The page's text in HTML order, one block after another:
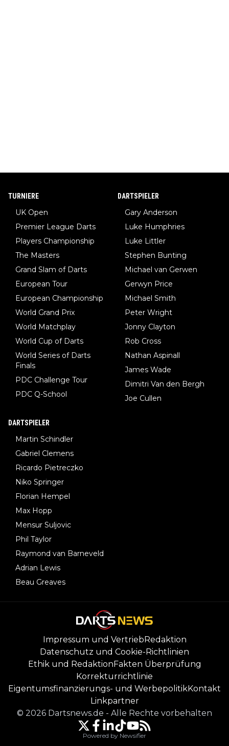
TURNIERE
UK Open
Premier League Darts
Players Championship
The Masters
Grand Slam of Darts
European Tour
European Championship
World Grand Prix
World Matchplay
World Cup of Darts
World Series of Darts
Finals
PDC Challenge Tour
PDC Q-School
DARTSPIELER
Gary Anderson
Luke Humphries
Luke Littler
Stephen Bunting
Michael van Gerwen
Gerwyn Price
Michael Smith
Peter Wright
Jonny Clayton
Rob Cross
Nathan Aspinall
James Wade
Dimitri Van den Bergh
Joe Cullen
DARTSPIELER
Martin Schindler
Gabriel Clemens
Ricardo Pietreczko
Niko Springer
Florian Hempel
Max Hopp
Mensur Suljovic
Phil Taylor
Raymond van Barneveld
Adrian Lewis
Beau Greaves
Impressum und VertriebRedaktion
Datenschutz und Cookie-Richtlinien
Ethik und RedaktionFakten Überprüfung
Korrekturrichtlinie
Eigentumsfinanzierungs- und WerbepolitikKontakt
Linkpartner
© 2026 Dartsnews.de - Alle Rechte vorbehalten
Powered by Newsifier